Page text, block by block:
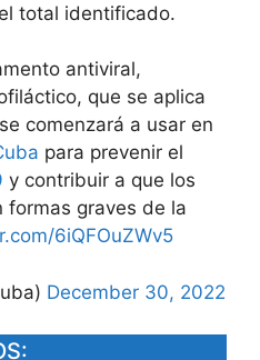
total identificado.
antiviral,
que se aplica
comenzará a usar en
para prevenir el
y contribuir a que los
formas graves de la
6iQFOuZWv5
December 30, 2022